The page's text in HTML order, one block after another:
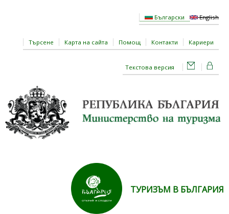
Български English
Търсене Карта на сайта Помощ Контакти Кариери
Текстова версия
ТУРИЗЪМ В БЪЛГАРИЯ